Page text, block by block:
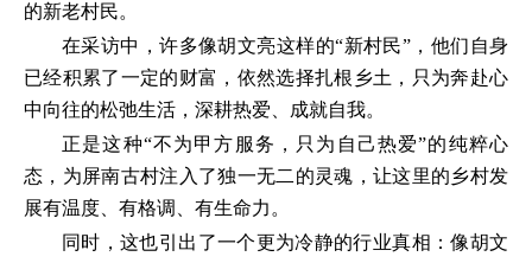
的新老村民。
在采访中，许多像胡文亮这样的“新村民”，他们自身
已经积累了一定的财富，依然选择扎根乡土，只为奔赴心
中向往的松弛生活，深耕热爱、成就自我。
正是这种“不为甲方服务，只为自己热爱”的纯粹心
态，为屏南古村注入了独一无二的灵魂，让这里的乡村发
展有温度、有格调、有生命力。
同时，这也引出了一个更为冷静的行业真相：像胡文